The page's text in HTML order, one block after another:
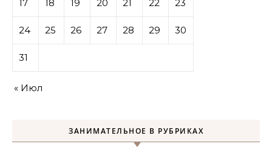
17 18 19 20 21 22 23
24 25 26 27 28 29 30
31
« Июл
ЗАНИМАТЕЛЬНОЕ В РУБРИКАХ